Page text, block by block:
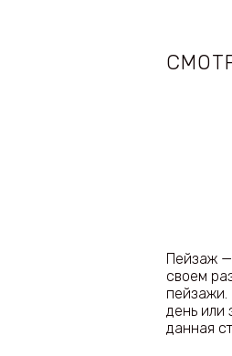
Пейзаж
своем
день или
данная